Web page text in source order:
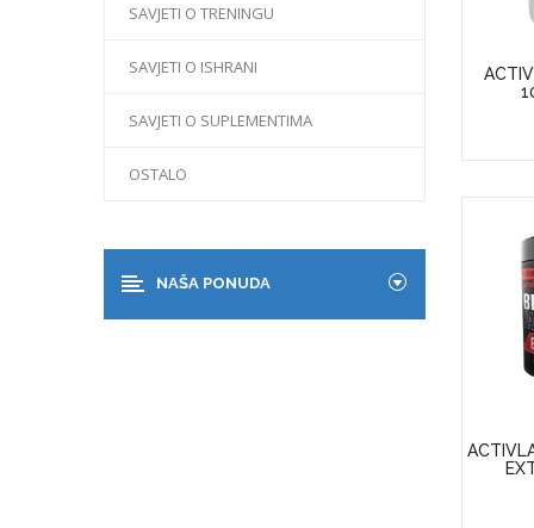
SAVJETI O TRENINGU
SAVJETI O ISHRANI
SAVJETI O SUPLEMENTIMA
OSTALO
NAŠA PONUDA